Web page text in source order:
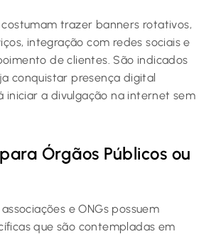
trazer banners rotativos,
integração com redes sociais e
de clientes. São indicados
conquistar presença digital
iniciar a divulgação na internet sem
Órgãos Públicos ou
e ONGs possuem
que são contempladas em